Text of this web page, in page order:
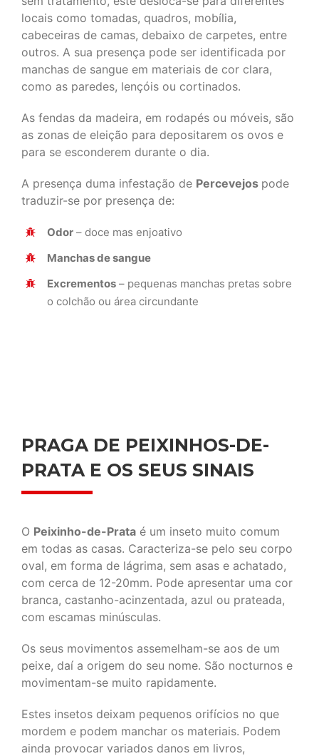
locais como tomadas, quadros, mobília,
cabeceiras de camas, debaixo de carpetes, entre
outros. A sua presença pode ser identificada por
manchas de sangue em materiais de cor clara,
como as paredes, lençóis ou cortinados.
As fendas da madeira, em rodapés ou móveis, são
as zonas de eleição para depositarem os ovos e
para se esconderem durante o dia.
A presença duma infestação de Percevejos pode
traduzir-se por presença de:
Odor – doce mas enjoativo
Manchas de sangue
Excrementos – pequenas manchas pretas sobre
o colchão ou área circundante
PRAGA DE PEIXINHOS-DE-
PRATA E OS SEUS SINAIS
O Peixinho-de-Prata é um inseto muito comum
em todas as casas. Caracteriza-se pelo seu corpo
oval, em forma de lágrima, sem asas e achatado,
com cerca de 12-20mm. Pode apresentar uma cor
branca, castanho-acinzentada, azul ou prateada,
com escamas minúsculas.
Os seus movimentos assemelham-se aos de um
peixe, daí a origem do seu nome. São nocturnos e
movimentam-se muito rapidamente.
Estes insetos deixam pequenos orifícios no que
mordem e podem manchar os materiais. Podem
ainda provocar variados danos em livros,